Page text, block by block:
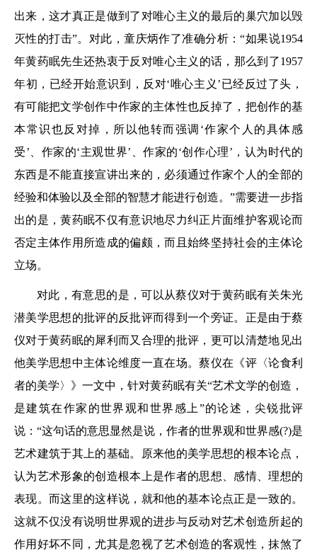
出来，这才真正是做到了对唯心主义的最后的巢穴加以毁
灭性的打击”。对此，童庆炳作了准确分析：“如果说1954
年黄药眠先生还热衷于反对唯心主义的话，那么到了1957
年初，已经开始意识到，反对‘唯心主义’已经反过了头，
有可能把文学创作中作家的主体性也反掉了，把创作的基
本常识也反对掉，所以他转而强调‘作家个人的具体感
受’、作家的‘主观世界’、作家的‘创作心理’，认为时代的
东西是不能直接宣讲出来的，必须通过作家个人的全部的
经验和体验以及全部的智慧才能进行创造。”需要进一步指
出的是，黄药眠不仅有意识地尽力纠正片面维护客观论而
否定主体作用所造成的偏颇，而且始终坚持社会的主体论
立场。
对此，有意思的是，可以从蔡仪对于黄药眠有关朱光
潜美学思想的批评的反批评而得到一个旁证。正是由于蔡
仪对于黄药眠的犀利而又合理的批评，更可以清楚地见出
他美学思想中主体论维度一直在场。蔡仪在《评〈论食利
者的美学〉》一文中，针对黄药眠有关“艺术文学的创造，
是建筑在作家的世界观和世界感上”的论述，尖锐批评
说：“这句话的意思显然是说，作者的世界观和世界感(?)是
艺术建筑于其上的基础。原来他的美学思想的根本论点，
认为艺术形象的创造根本上是作者的思想、感情、理想的
表现。而这里的这样说，就和他的基本论点正是一致的。
这就不仅没有说明世界观的进步与反动对艺术创造所起的
作用好坏不同，尤其是忽视了艺术创造的客观性，抹煞了